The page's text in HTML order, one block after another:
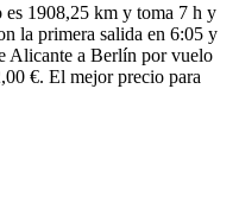
1908,25 km y toma 7 h y
la primera salida en 6:05 y
Alicante a Berlín por vuelo
€. El mejor precio para